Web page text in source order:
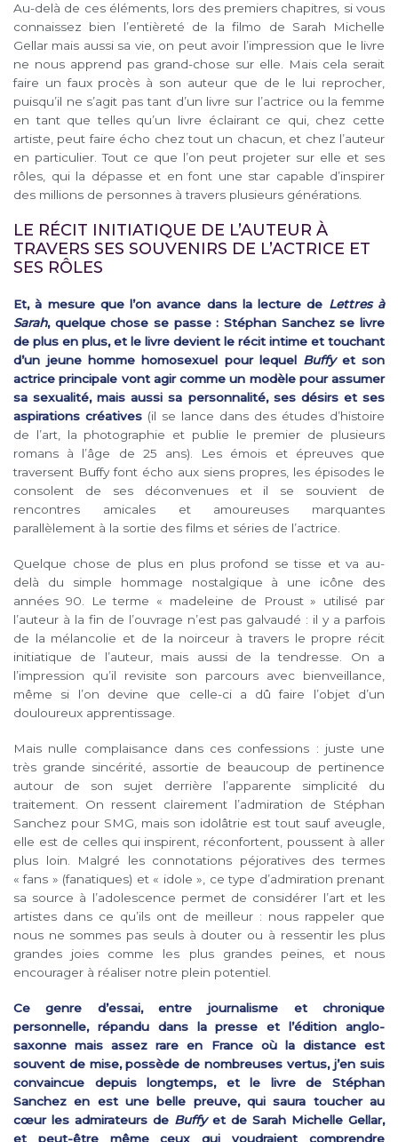
Au-delà de ces éléments, lors des premiers chapitres, si vous
connaissez bien l’entièreté de la filmo de Sarah Michelle
Gellar mais aussi sa vie, on peut avoir l’impression que le livre
ne nous apprend pas grand-chose sur elle. Mais cela serait
faire un faux procès à son auteur que de le lui reprocher,
puisqu’il ne s’agit pas tant d’un livre sur l’actrice ou la femme
en tant que telles qu’un livre éclairant ce qui, chez cette
artiste, peut faire écho chez tout un chacun, et chez l’auteur
en particulier. Tout ce que l’on peut projeter sur elle et ses
rôles, qui la dépasse et en font une star capable d’inspirer
des millions de personnes à travers plusieurs générations.
LE RÉCIT INITIATIQUE DE L’AUTEUR À
TRAVERS SES SOUVENIRS DE L’ACTRICE ET
SES RÔLES
Et, à mesure que l’on avance dans la lecture de Lettres à
Sarah, quelque chose se passe : Stéphan Sanchez se livre
de plus en plus, et le livre devient le récit intime et touchant
d’un jeune homme homosexuel pour lequel Buffyet son
actrice principale vont agir comme un modèle pour assumer
sa sexualité, mais aussi sa personnalité, ses désirs et ses
aspirations créatives (il se lance dans des études d’histoire
de l’art, la photographie et publie le premier de plusieurs
romans à l’âge de 25 ans). Les émois et épreuves que
traversent Buffy font écho aux siens propres, les épisodes le
consolent de ses déconvenues et il se souvient de
rencontres amicales et amoureuses marquantes
parallèlement à la sortie des films et séries de l’actrice.
Quelque chose de plus en plus profond se tisse et va au-
delà du simple hommage nostalgique à une icône des
années 90. Le terme « madeleine de Proust » utilisé par
l’auteur à la fin de l’ouvrage n’est pas galvaudé : il y a parfois
de la mélancolie et de la noirceur à travers le propre récit
initiatique de l’auteur, mais aussi de la tendresse. On a
l’impression qu’il revisite son parcours avec bienveillance,
même si l’on devine que celle-ci a dû faire l’objet d’un
douloureux apprentissage.
Mais nulle complaisance dans ces confessions : juste une
très grande sincérité, assortie de beaucoup de pertinence
autour de son sujet derrière l’apparente simplicité du
traitement. On ressent clairement l’admiration de Stéphan
Sanchez pour SMG, mais son idolâtrie est tout sauf aveugle,
elle est de celles qui inspirent, réconfortent, poussent à aller
plus loin. Malgré les connotations péjoratives des termes
« fans » (fanatiques) et « idole », ce type d’admiration prenant
sa source à l’adolescence permet de considérer l’art et les
artistes dans ce qu’ils ont de meilleur : nous rappeler que
nous ne sommes pas seuls à douter ou à ressentir les plus
grandes joies comme les plus grandes peines, et nous
encourager à réaliser notre plein potentiel.
Ce genre d’essai, entre journalisme et chronique
personnelle, répandu dans la presse et l’édition anglo-
saxonne mais assez rare en France où la distance est
souvent de mise, possède de nombreuses vertus, j’en suis
convaincue depuis longtemps, et le livre de Stéphan
Sanchez en est une belle preuve, qui saura toucher au
cœur les admirateurs de Buffyet de Sarah Michelle Gellar,
et peut-être même ceux qui voudraient comprendre